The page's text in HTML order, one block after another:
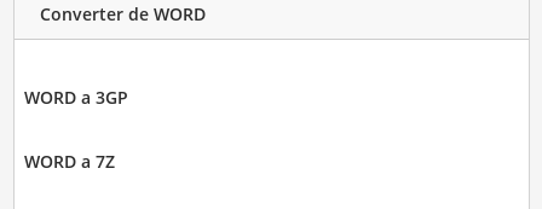
Converter de WORD
WORD a 3GP
WORD a 7Z